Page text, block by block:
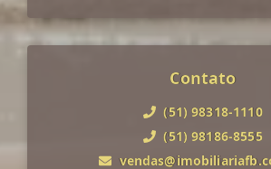
Contato
(51) 98318-1110
(51) 98186-8555